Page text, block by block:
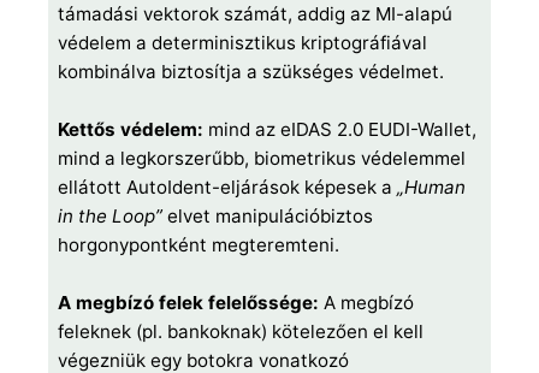
támadási vektorok számát, addig az MI-alapú
védelem a determinisztikus kriptográfiával
kombinálva biztosítja a szükséges védelmet.
Kettős védelem: mind az eIDAS 2.0 EUDI-Wallet,
mind a legkorszerűbb, biometrikus védelemmel
ellátott AutoIdent-eljárások képesek a „Human
in the Loop”elvet manipulációbiztos
horgonypontként megteremteni.
A megbízó felek felelőssége: A megbízó
feleknek (pl. bankoknak) kötelezően el kell
végezniük egy botokra vonatkozó